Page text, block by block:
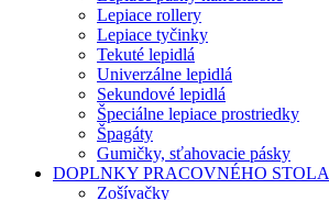
Lepiace rollery
Lepiace tyčinky
Tekuté lepidlá
Univerzálne lepidlá
Sekundové lepidlá
Špeciálne lepiace prostriedky
Špagáty
Gumičky, sťahovacie pásky
DOPLNKY PRACOVNÉHO STOLA
Zošívačky